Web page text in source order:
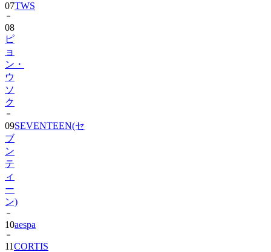
07TWS
08
ピ
ョ
ン・
ウ
ソ
ク
09SEVENTEEN(セ
ブ
ン
テ
ィ
ー
ン)
10aespa
11CORTIS